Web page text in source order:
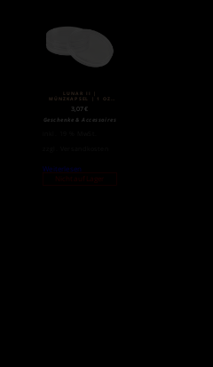
LUNAR II |
MÜNZKAPSEL | 1 OZ
3,07€
Geschenke & Accessoires
Weiterlesen
Nicht auf Lager